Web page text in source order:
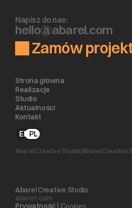
Napisz do nas:
hello@abarel.com
Zamów
Strona główna
Realizacje
Studio
Aktualności
Kontakt
EN PL
Abarel Creative Studio|Abarel Creative
Abarel Creative Studio
abarel.com
Prywatność | Cookies